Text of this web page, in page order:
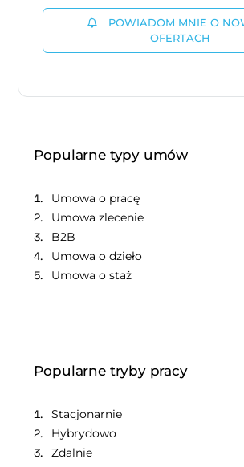
POWIADOM MNIE O
OFERTACH
Popularne typy umów
Umowa o pracę
Umowa zlecenie
B2B
Umowa o dzieło
Umowa o staż
Popularne tryby pracy
Stacjonarnie
Hybrydowo
Zdalnie